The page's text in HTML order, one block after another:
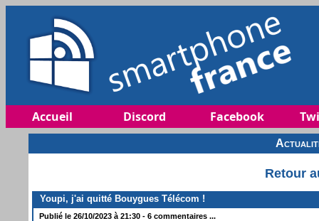
Accueil Discord Facebook
Retour
Youpi, j'ai quitté Bouygues Télécom !
Publié le 26/10/2023 à 21:30 - 6 commentaires ...